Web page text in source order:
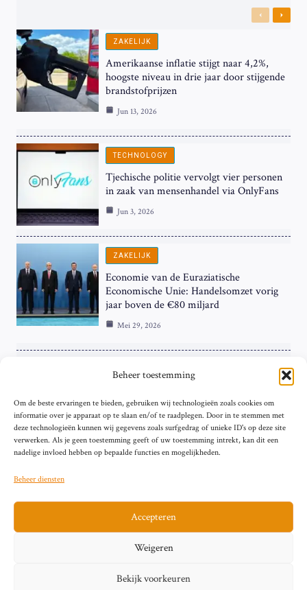
Beheer toestemming
Om de beste ervaringen te bieden, gebruiken wij technologieën zoals cookies om
informatie over je apparaat op te slaan en/of te raadplegen. Door in te stemmen met
deze technologieën kunnen wij gegevens zoals surfgedrag of unieke ID's op deze site
verwerken. Als je geen toestemming geeft of uw toestemming intrekt, kan dit een
nadelige invloed hebben op bepaalde functies en mogelijkheden.
Beheer diensten
Accepteren
Weigeren
Bekijk voorkeuren
Previous
Next
ZAKELIJK
Amerikaanse inflatie stijgt naar 4,2%,
hoogste niveau in drie jaar door stijgende
brandstofprijzen
Jun 13, 2026
TECHNOLOGY
Tjechische politie vervolgt vier personen
in zaak van mensenhandel via OnlyFans
Jun 3, 2026
ZAKELIJK
Economie van de Euraziatische
Economische Unie: Handelsomzet vorig
jaar boven de €80 miljard
Mei 29, 2026
ZAKELIJK
Hardnekkige Inflatie bij de ‘Grote Vier’
van de Eurozone
Mei 29, 2026
Sitemap Contact Privacybeleid (EU)
Impressum
Cookiebeleid (EU)